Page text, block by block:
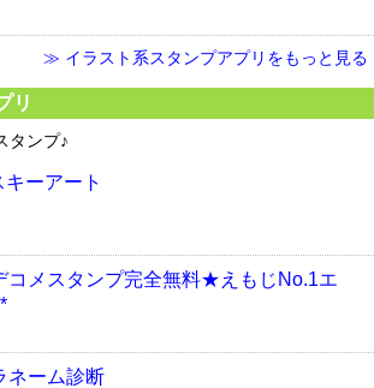
≫ イラスト系スタンプアプリをもっと見る
リ
タンプ♪
ーアート
コメスタンプ完全無料★えもじNo.1エ
ネーム診断